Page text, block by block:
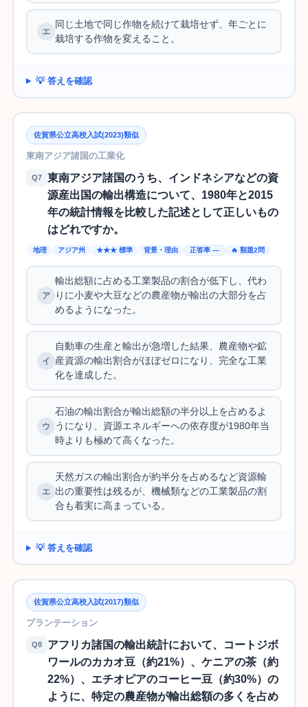
同じ土地で同じ作物を続けて栽培せず、年ごとに
栽培する作物を変えること。
💡 答えを確認
佐賀県公立高校入試(2023)類似
東南アジア諸国の工業化
Q7
東南アジア諸国のうち、インドネシアなどの資
源産出国の輸出構造について、1980年と2015
年の統計情報を比較した記述として正しいもの
はどれですか。
地理 アジア州 ★★★ 標準 背景・理由 正答率 — 🔥 類題2問
輸出総額に占める工業製品の割合が低下し、代わ
りに小麦や大豆などの農産物が輸出の大部分を占
めるようになった。
自動車の生産と輸出が急増した結果、農産物や鉱
産資源の輸出割合がほぼゼロになり、完全な工業
化を達成した。
石油の輸出割合が輸出総額の半分以上を占めるよ
うになり、資源エネルギーへの依存度が1980年当
時よりも極めて高くなった。
天然ガスの輸出割合が約半分を占めるなど資源輸
出の重要性は残るが、機械類などの工業製品の割
合も着実に高まっている。
💡 答えを確認
佐賀県公立高校入試(2017)類似
プランテーション
Q8
アフリカ諸国の輸出統計において、コートジボ
ワールのカカオ豆（約21%）、ケニアの茶（約
22%）、エチオピアのコーヒー豆（約30%）の
ように、特定の農産物が輸出総額の多くを占め